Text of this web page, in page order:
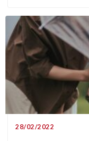
28/02/2022